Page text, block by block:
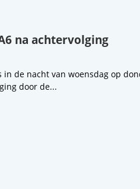
na achtervolging
de nacht van woensdag op
door de...